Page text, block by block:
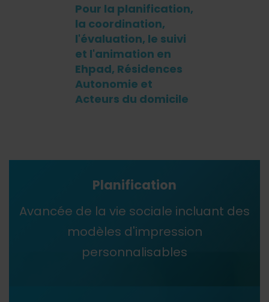
Pour la planification,
la coordination,
l'évaluation, le suivi
et l'animation en
Ehpad, Résidences
Autonomie et
Acteurs du domicile
Planification
Avancée de la vie sociale incluant des
modèles d'impression
personnalisables